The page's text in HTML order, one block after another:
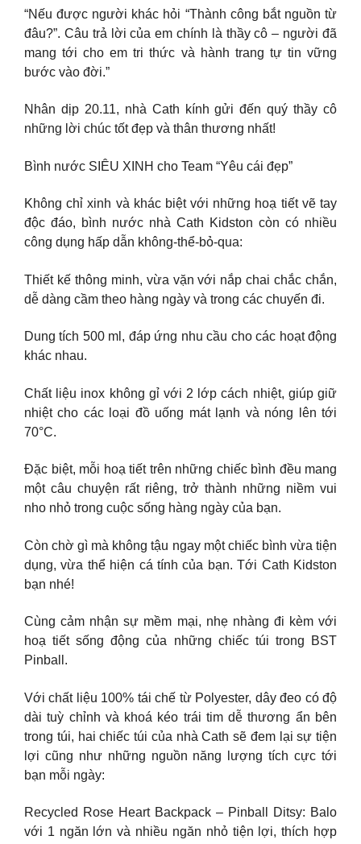
“Nếu được người khác hỏi “Thành công bắt nguồn từ
đâu?”. Câu trả lời của em chính là thầy cô – người đã
mang tới cho em tri thức và hành trang tự tin vững
bước vào đời.”
Nhân dịp 20.11, nhà Cath kính gửi đến quý thầy cô
những lời chúc tốt đẹp và thân thương nhất!
Bình nước SIÊU XINH cho Team “Yêu cái đẹp”
Không chỉ xinh và khác biệt với những hoạ tiết vẽ tay
độc đáo, bình nước nhà Cath Kidston còn có nhiều
công dụng hấp dẫn không-thể-bỏ-qua:
Thiết kế thông minh, vừa vặn với nắp chai chắc chắn,
dễ dàng cầm theo hàng ngày và trong các chuyến đi.
Dung tích 500 ml, đáp ứng nhu cầu cho các hoạt động
khác nhau.
Chất liệu inox không gỉ với 2 lớp cách nhiệt, giúp giữ
nhiệt cho các loại đồ uống mát lạnh và nóng lên tới
70°C.
Đặc biệt, mỗi hoạ tiết trên những chiếc bình đều mang
một câu chuyện rất riêng, trở thành những niềm vui
nho nhỏ trong cuộc sống hàng ngày của bạn.
Còn chờ gì mà không tậu ngay một chiếc bình vừa tiện
dụng, vừa thể hiện cá tính của bạn. Tới Cath Kidston
bạn nhé!
Cùng cảm nhận sự mềm mại, nhẹ nhàng đi kèm với
hoạ tiết sống động của những chiếc túi trong BST
Pinball.
Với chất liệu 100% tái chế từ Polyester, dây đeo có độ
dài tuỳ chỉnh và khoá kéo trái tim dễ thương ẩn bên
trong túi, hai chiếc túi của nhà Cath sẽ đem lại sự tiện
lợi cũng như những nguồn năng lượng tích cực tới
bạn mỗi ngày:
Recycled Rose Heart Backpack – Pinball Ditsy: Balo
với 1 ngăn lớn và nhiều ngăn nhỏ tiện lợi, thích hợp